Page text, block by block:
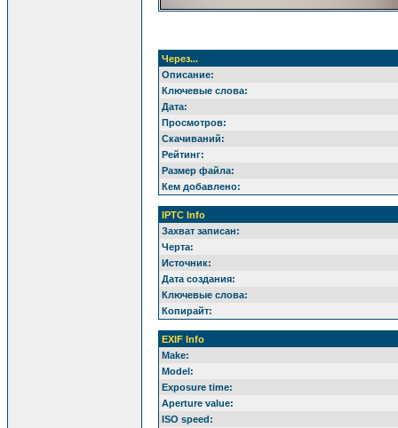
Через...
Описание:
Ключевые слова:
Дата:
Просмотров:
Скачиваний:
Рейтинг:
Размер файла:
Кем добавлено:
IPTC Info
Захват записан:
Черта:
Источник:
Дата создания:
Ключевые слова:
Копирайт:
EXIF Info
Make:
Model:
Exposure time:
Aperture value:
ISO speed: